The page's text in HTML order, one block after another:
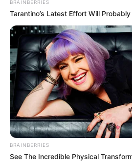
BRAINBERRIES
Tarantino’s Latest Effort Will
BRAINBERRIES
See The Incredible Physical